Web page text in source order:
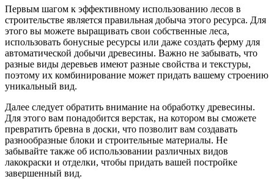
Первым шагом к эффективному использованию лесов в
строительстве является правильная добыча этого ресурса. Для
этого вы можете выращивать свои собственные леса,
использовать бонусные ресурсы или даже создать ферму для
автоматической добычи древесины. Важно не забывать, что
разные виды деревьев имеют разные свойства и текстуры,
поэтому их комбинирование может придать вашему строению
уникальный вид.
Далее следует обратить внимание на обработку древесины.
Для этого вам понадобится верстак, на котором вы сможете
превратить бревна в доски, что позволит вам создавать
разнообразные блоки и строительные материалы. Не
забывайте также об использовании различных видов
лакокраски и отделки, чтобы придать вашей постройке
завершенный вид.